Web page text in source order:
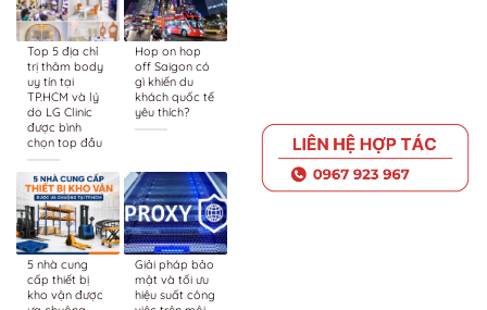
Top 5 địa chỉ
trị thâm body
uy tín tại
TP.HCM và lý
do LG Clinic
được bình
chọn top đầu
Hop on hop
off Saigon có
gì khiến du
khách quốc tế
yêu thích?
5 nhà cung
cấp thiết bị
kho vận được
Giải pháp bảo
mật và tối ưu
hiệu suất công